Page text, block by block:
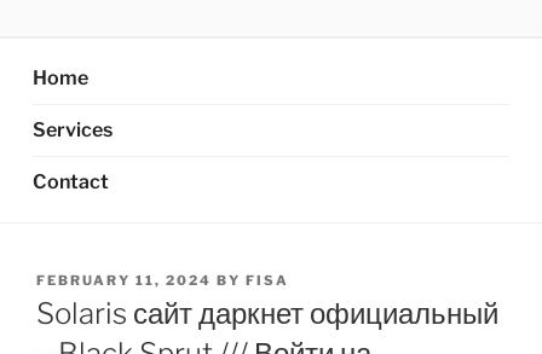
content
Home
Services
Contact
POSTED
ON
FEBRUARY 11, 2024 BY FISA
Solaris сайт даркнет официальный